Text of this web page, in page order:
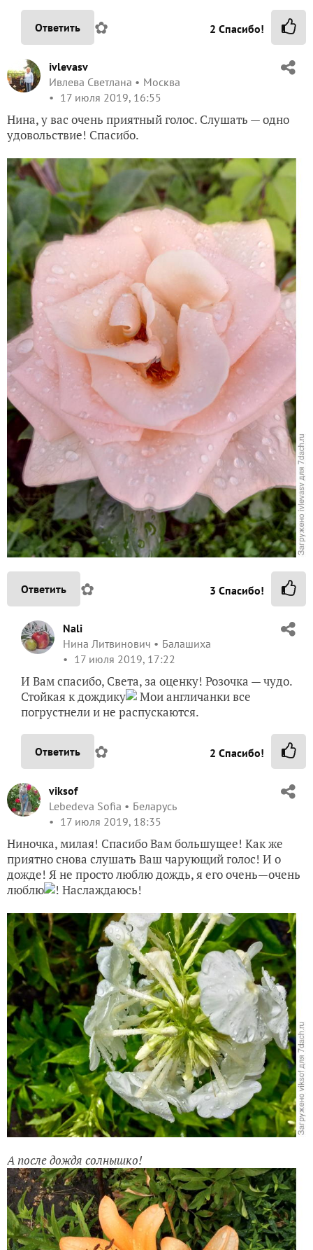
Ответить ✿ 2 Спасибо!
ivlevasv
Ивлева Светлана
Москва
17 июля 2019, 16:55
Нина, у вас очень приятный голос. Слушать — одно
удовольствие! Спасибо.
Ответить ✿ 3 Спасибо!
Nali
Нина Литвинович
Балашиха
17 июля 2019, 17:22
И Вам спасибо, Света, за оценку! Розочка — чудо.
Стойкая к дождику
Мои англичанки все
погрустнели и не распускаются.
Ответить ✿ 2 Спасибо!
viksof
Lebedeva Sofia
Беларусь
17 июля 2019, 18:35
Ниночка, милая! Спасибо Вам большущее! Как же
приятно снова слушать Ваш чарующий голос! И о
дожде! Я не просто люблю дождь, я его очень—очень
люблю
! Наслаждаюсь!
А после дождя солнышко!